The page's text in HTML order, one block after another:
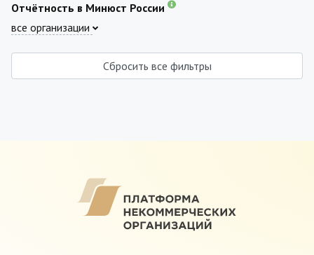
Отчётность в Минюст России
все организации
Сбросить все фильтры